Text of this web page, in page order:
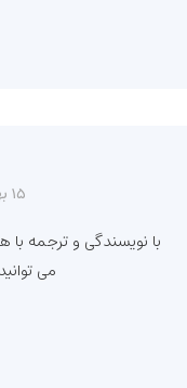
۱۵ بهمن ۱۴۰۲ - ۹:۳۱ ق.ظ
با نویسندگی و ترجمه
می